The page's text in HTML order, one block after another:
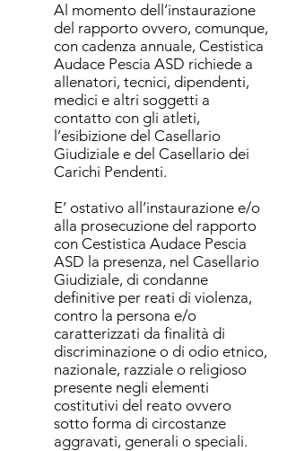
Al momento dell’instaurazione
del rapporto ovvero, comunque,
con cadenza annuale, Cestistica
Audace Pescia ASD richiede a
allenatori, tecnici, dipendenti,
medici e altri soggetti a
contatto con gli atleti,
l’esibizione del Casellario
Giudiziale e del Casellario dei
Carichi Pendenti.
E’ ostativo all’instaurazione e/o
alla prosecuzione del rapporto
con Cestistica Audace Pescia
ASD la presenza, nel Casellario
Giudiziale, di condanne
definitive per reati di violenza,
contro la persona e/o
caratterizzati da finalità di
discriminazione o di odio etnico,
nazionale, razziale o religioso
presente negli elementi
costitutivi del reato ovvero
sotto forma di circostanze
aggravati, generali o speciali.